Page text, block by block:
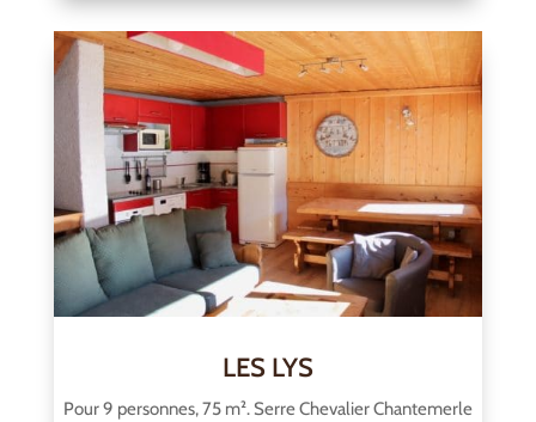
LES LYS
Pour 9 personnes, 75 m². Serre Chevalier Chantemerle